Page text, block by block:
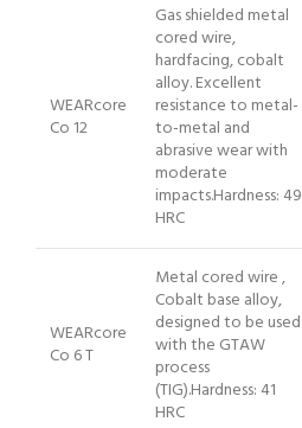
WEARcore
Co 12
Gas shielded metal
cored wire,
hardfacing, cobalt
alloy. Excellent
resistance to metal-
to-metal and
abrasive wear with
moderate
impacts.Hardness: 49
HRC
WEARcore
Co 6 T
Metal cored wire ,
Cobalt base alloy,
designed to be used
with the GTAW
process
(TIG).Hardness: 41
HRC